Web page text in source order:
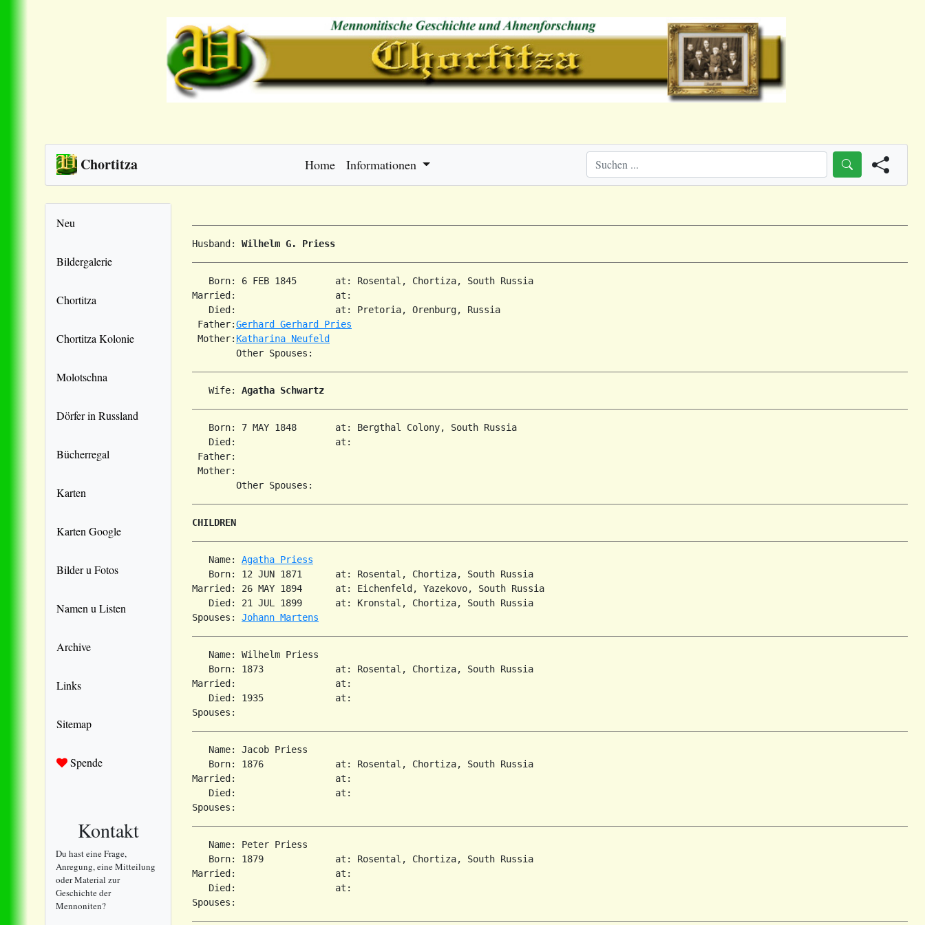
Chortitza Home Informationen
Neu
Bildergalerie
Chortitza
Chortitza Kolonie
Molotschna
Dörfer in Russland
Bücherregal
Karten
Karten Google
Bilder u Fotos
Namen u Listen
Archive
Links
Sitemap
Spende
Kontakt
Du hast eine Frage,
Anregung, eine Mitteilung
oder Material zur
Geschichte der
Mennoniten?
Husband: Wilhelm G. Priess
   Born: 6 FEB 1845       at: Rosental, Chortiza, South Russia
Married:                  at:
   Died:                  at: Pretoria, Orenburg, Russia
Father:Gerhard Gerhard Pries
Mother: Katharina Neufeld
   Wife:
Agatha Schwartz
   Born: 7 MAY 1848       at: Bergthal Colony, South Russia
   Died:                  at:
Father:
Mother:
CHILDREN
   Name:
Agatha Priess
   Born: 12 JUN 1871      at: Rosental, Chortiza, South Russia
Married: 26 MAY 1894      at: Eichenfeld, Yazekovo, South Russia
   Died: 21 JUL 1899      at: Kronstal, Chortiza, South Russia
Spouses: Johann Martens
   Name: Wilhelm Priess
   Born: 1873             at: Rosental, Chortiza, South Russia
Married:                  at:
   Died: 1935             at:
   Name: Jacob Priess
   Born: 1876             at: Rosental, Chortiza, South Russia
Married:                  at:
   Died:                  at:
   Name: Peter Priess
   Born: 1879             at: Rosental, Chortiza, South Russia
Married:                  at:
   Died:                  at: